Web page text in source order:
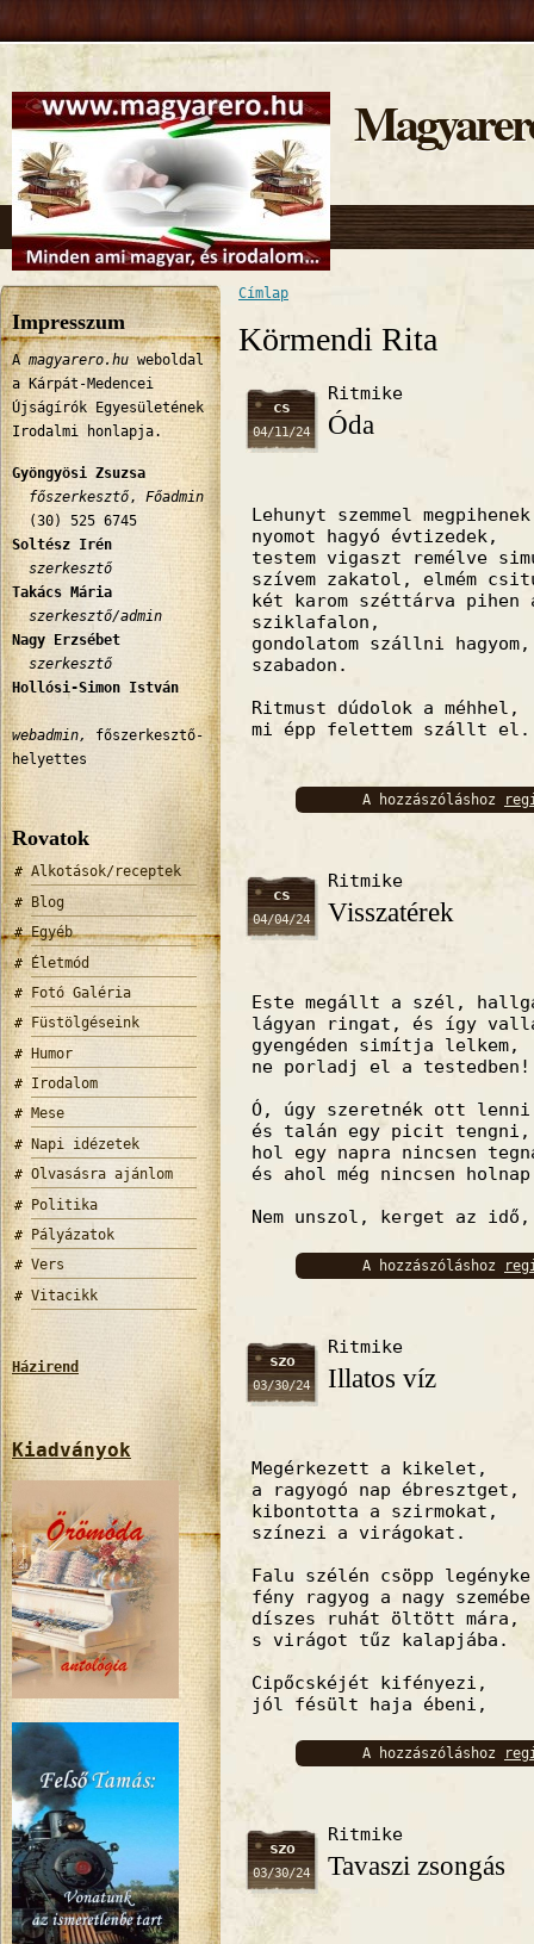
Impresszum
A magyarero.hu weboldal
a Kárpát-Medencei
Újságírók Egyesületének
Irodalmi honlapja.
Gyöngyösi Zsuzsa
főszerkesztő ,
Főadmin
(30) 525 6745
Soltész Irén
szerkesztő
Takács Mária
szerkesztő/admin
Nagy Erzsébet
szerkesztő
Hollósi-Simon István
webadmin,
főszerkesztő-
helyettes
Rovatok
Alkotások/receptek
Blog
Egyéb
Életmód
Fotó Galéria
Füstölgéseink
Humor
Irodalom
Mese
Napi idézetek
Olvasásra ajánlom
Politika
Pályázatok
Vers
Vitacikk
Házirend
Kiadványok
Jelenlegi hely
Címlap
Körmendi Rita
cs
04/11/24
Ritmike
Óda
Lehunyt szemmel
nyomot hagyó évtizedek,
testem vigaszt remélve
szívem zakatol, elmém
két karom széttárva pihen
sziklafalon,
gondolatom szállni
szabadon.
Ritmust dúdolok a méhhel,
mi épp felettem szállt el.
A hozzászóláshoz
cs
04/04/24
Ritmike
Visszatérek
Este megállt a szél,
lágyan ringat, és így
gyengéden simítja lelkem,
ne porladj el a testedben!
Ó, úgy szeretnék ott
és talán egy picit tengni,
hol egy napra nincsen
és ahol még nincsen
Nem unszol, kerget az idő,
A hozzászóláshoz
szo
03/30/24
Ritmike
Illatos víz
Megérkezett a kikelet,
a ragyogó nap ébresztget,
kibontotta a szirmokat,
színezi a virágokat.
Falu szélén csöpp
fény ragyog a nagy
díszes ruhát öltött mára,
s virágot tűz kalapjába.
Cipőcskéjét kifényezi,
jól fésült haja ébeni,
A hozzászóláshoz
szo
03/30/24
Ritmike
Tavaszi zsongás